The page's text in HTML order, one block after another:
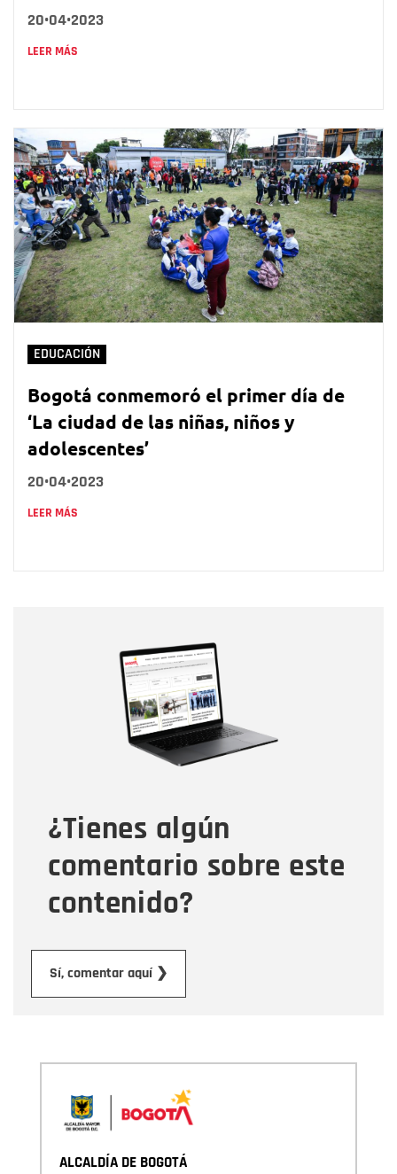
20•04•2023
LEER MÁS
EDUCACIÓN
Bogotá conmemoró el primer día de
‘La ciudad de las niñas, niños y
adolescentes’
20•04•2023
LEER MÁS
¿Tienes algún
comentario sobre este
contenido?
Sí, comentar aquí ❯
Correo electrónico
Tipo de comentario
Mensaje
ALCALDÍA DE BOGOTÁ